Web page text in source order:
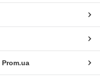
Prom.ua